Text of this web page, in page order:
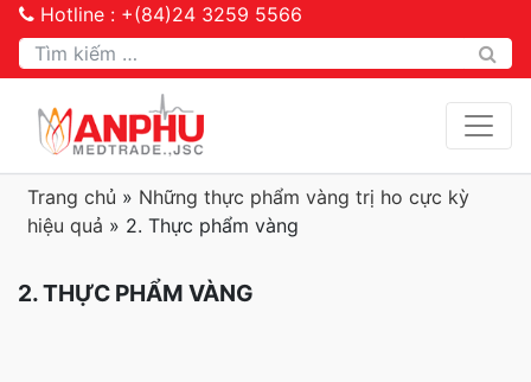
Hotline : +(84)24 3259 5566
Tìm kiếm
Trang chủ » Những thực phẩm vàng trị ho cực kỳ
hiệu quả » 2. Thực phẩm vàng
2. THỰC PHẨM VÀNG